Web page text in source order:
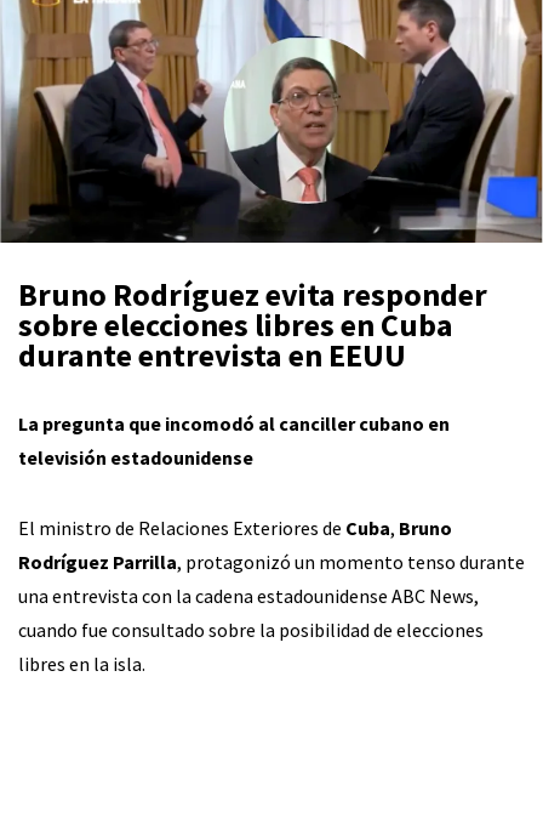
Bruno Rodríguez evita responder
sobre elecciones libres en Cuba
durante entrevista en EEUU
La pregunta que incomodó al canciller cubano en
televisión estadounidense
El ministro de Relaciones Exteriores de Cuba, Bruno
Rodríguez Parrilla, protagonizó un momento tenso durante
una entrevista con la cadena estadounidense ABC News,
cuando fue consultado sobre la posibilidad de elecciones
libres en la isla.